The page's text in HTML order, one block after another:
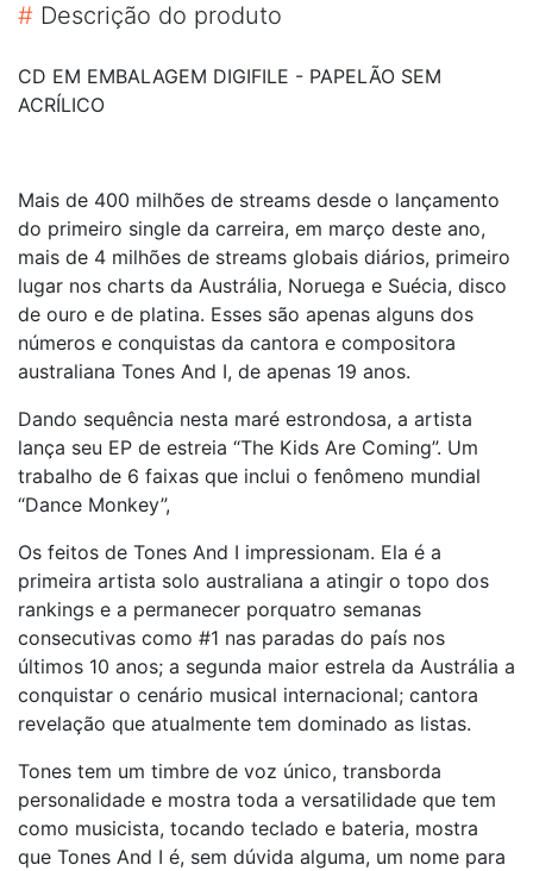
# Descrição do produto
CD EM EMBALAGEM DIGIFILE - PAPELÃO SEM
ACRÍLICO
Mais de 400 milhões de streams desde o lançamento
do primeiro single da carreira, em março deste ano,
mais de 4 milhões de streams globais diários, primeiro
lugar nos charts da Austrália, Noruega e Suécia, disco
de ouro e de platina. Esses são apenas alguns dos
números e conquistas da cantora e compositora
australiana Tones And I, de apenas 19 anos.
Dando sequência nesta maré estrondosa, a artista
lança seu EP de estreia “The Kids Are Coming”. Um
trabalho de 6 faixas que inclui o fenômeno mundial
“Dance Monkey”,
Os feitos de Tones And I impressionam. Ela é a
primeira artista solo australiana a atingir o topo dos
rankings e a permanecer porquatro semanas
consecutivas como #1 nas paradas do país nos
últimos 10 anos; a segunda maior estrela da Austrália a
conquistar o cenário musical internacional; cantora
revelação que atualmente tem dominado as listas.
Tones tem um timbre de voz único, transborda
personalidade e mostra toda a versatilidade que tem
como musicista, tocando teclado e bateria, mostra
que Tones And I é, sem dúvida alguma, um nome para